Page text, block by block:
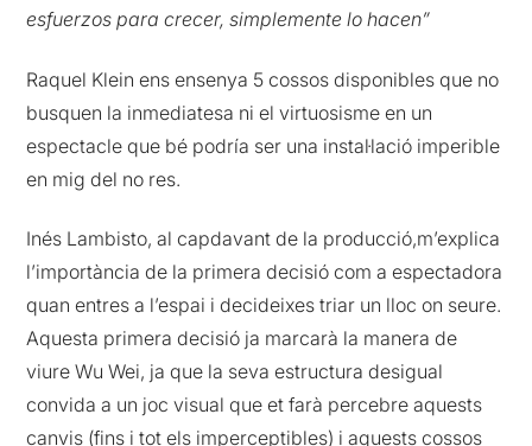
esfuerzos para crecer, simplemente lo hacen”
Raquel Klein ens ensenya 5 cossos disponibles que no
busquen la inmediatesa ni el virtuosisme en un
espectacle que bé podría ser una instal·lació imperible
en mig del no res.
Inés Lambisto, al capdavant de la producció,m’explica
l’importància de la primera decisió com a espectadora
quan entres a l’espai i decideixes triar un lloc on seure.
Aquesta primera decisió ja marcarà la manera de
viure Wu Wei, ja que la seva estructura desigual
convida a un joc visual que et farà percebre aquests
canvis (fins i tot els imperceptibles) i aquests cossos